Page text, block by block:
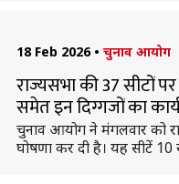
18 Feb 2026 • चुनाव आयोग
राज्यसभा की 37 सीटों
समेत इन दिग्गजों का
चुनाव आयोग ने मंगलवार को
घोषणा कर दी है। यह सीटें 10